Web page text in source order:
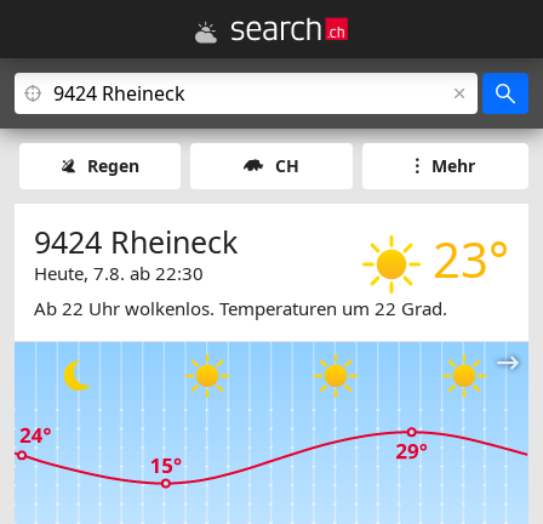
Regen CH Mehr
23°
9424 Rheineck
Heute, 7.8. ab 22:30
Ab 22 Uhr wolkenlos. Temperaturen um 22 Grad.